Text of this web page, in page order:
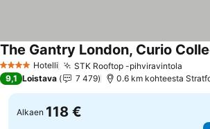
4 Tähtiluokitus
Hotelli STK Rooftop -pihviravintola
The Gantry London, Curio
9,1 Loistava 7 479 0.6 km kohteesta
Alkaen 118 €